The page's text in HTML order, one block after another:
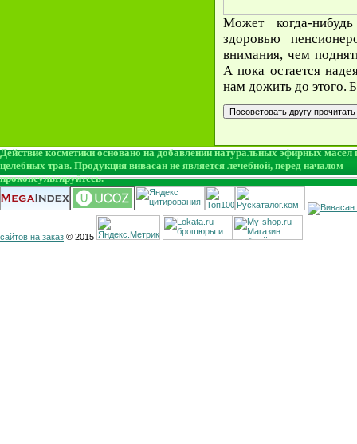
Может когда-
здоровью
внимания, чем
А пока остается
нам дожить до этого.
Действие косметики основано на добавлении натуральных эфирных масел
целебных трав. Продукция вивасан не является лечебной, перед началом
проконсультируйтесь.
сайтов на заказ © 2015